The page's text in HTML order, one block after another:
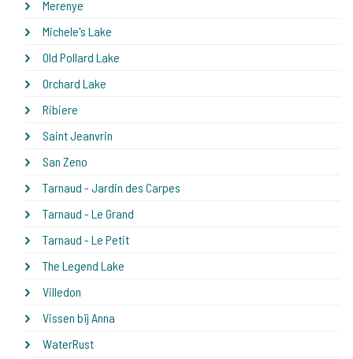
Merenye
Michele's Lake
Old Pollard Lake
Orchard Lake
Ribiere
Saint Jeanvrin
San Zeno
Tarnaud - Jardin des Carpes
Tarnaud - Le Grand
Tarnaud - Le Petit
The Legend Lake
Villedon
Vissen bij Anna
WaterRust